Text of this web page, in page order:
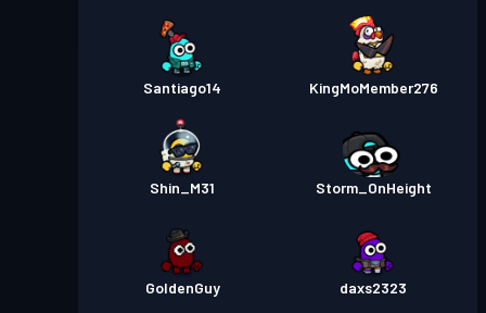
バトルパス
レベル
12
バトルパス
レベル
30
バトルパス
レベル
30
Santiago14 KingMoMember276
Shin_M31 Storm_OnHeight
GoldenGuy daxs2323